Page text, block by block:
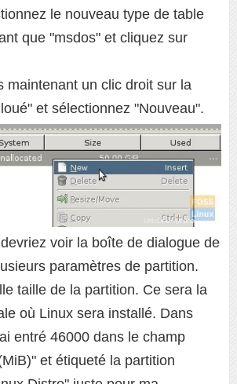
le nouveau type de table
que "msdos" et cliquez sur
maintenant un clic droit sur la
et sélectionnez "Nouveau".
voir la boîte de dialogue de
paramètres de partition.
taille de la partition. Ce sera la
où Linux sera installé. Dans
entré 46000 dans le champ
et étiqueté la partition